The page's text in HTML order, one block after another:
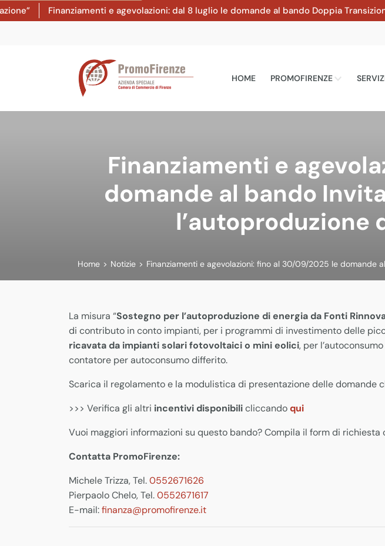
Finanziamenti e agevolazioni: dal 8 luglio le domande al bando Doppia Transizione
HOME PROMOFIRENZE
Finanziamenti e
domande al bando
l’autoproduzione
Home > Notizie > Finanziamenti e agevolazioni: fino al 30/09/2025 le domande
La misura “Sostegno per l’autoproduzione di energia da Fonti
di contributo in conto impianti, per i programmi di investimento delle
ricavata da impianti solari fotovoltaici o mini eolici, per
contatore per autoconsumo differito.
Scarica il regolamento e la modulistica di presentazione delle domande
>>> Verifica gli altri incentivi disponibilicliccandoqui
Vuoi maggiori informazioni su questo bando? Compila il form di richiesta
Contatta PromoFirenze:
Michele Trizza, Tel.0552671626
Pierpaolo Chelo, Tel.0552671617
E-mail:finanza@promofirenze.it